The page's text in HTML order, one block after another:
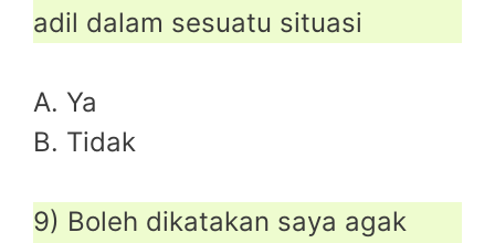
adil dalam sesuatu situasi
A. Ya
B. Tidak
9) Boleh dikatakan saya agak